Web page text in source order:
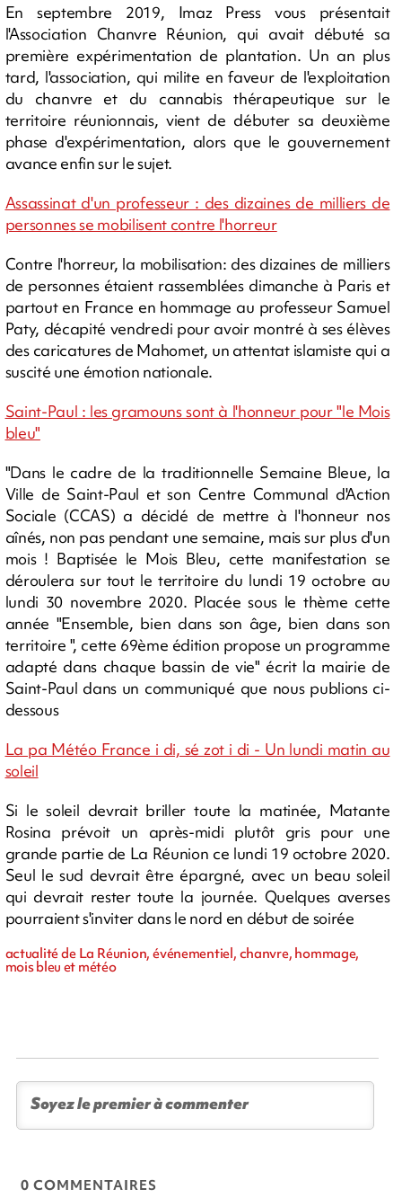
En septembre 2019, Imaz Press vous présentait
l'Association Chanvre Réunion, qui avait débuté sa
première expérimentation de plantation. Un an plus
tard, l'association, qui milite en faveur de l'exploitation
du chanvre et du cannabis thérapeutique sur le
territoire réunionnais, vient de débuter sa deuxième
phase d'expérimentation, alors que le gouvernement
avance enfin sur le sujet.
Assassinat d'un professeur : des dizaines de milliers de
personnes se mobilisent contre l'horreur
Contre l'horreur, la mobilisation: des dizaines de milliers
de personnes étaient rassemblées dimanche à Paris et
partout en France en hommage au professeur Samuel
Paty, décapité vendredi pour avoir montré à ses élèves
des caricatures de Mahomet, un attentat islamiste qui a
suscité une émotion nationale.
Saint-Paul : les gramouns sont à l'honneur pour "le Mois
bleu"
"Dans le cadre de la traditionnelle Semaine Bleue, la
Ville de Saint-Paul et son Centre Communal d'Action
Sociale (CCAS) a décidé de mettre à l'honneur nos
aînés, non pas pendant une semaine, mais sur plus d'un
mois ! Baptisée le Mois Bleu, cette manifestation se
déroulera sur tout le territoire du lundi 19 octobre au
lundi 30 novembre 2020. Placée sous le thème cette
année "Ensemble, bien dans son âge, bien dans son
territoire ", cette 69ème édition propose un programme
adapté dans chaque bassin de vie" écrit la mairie de
Saint-Paul dans un communiqué que nous publions ci-
dessous
La pa Météo France i di, sé zot i di - Un lundi matin au
soleil
Si le soleil devrait briller toute la matinée, Matante
Rosina prévoit un après-midi plutôt gris pour une
grande partie de La Réunion ce lundi 19 octobre 2020.
Seul le sud devrait être épargné, avec un beau soleil
qui devrait rester toute la journée. Quelques averses
pourraient s'inviter dans le nord en début de soirée
actualité de La Réunion, événementiel, chanvre, hommage,
mois bleu et météo
0 COMMENTAIRES